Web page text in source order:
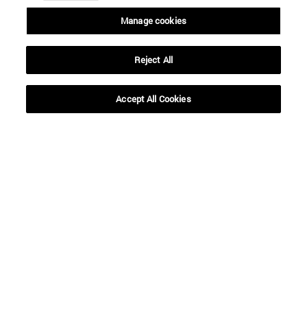
Manage cookies
Reject All
Accept All Cookies